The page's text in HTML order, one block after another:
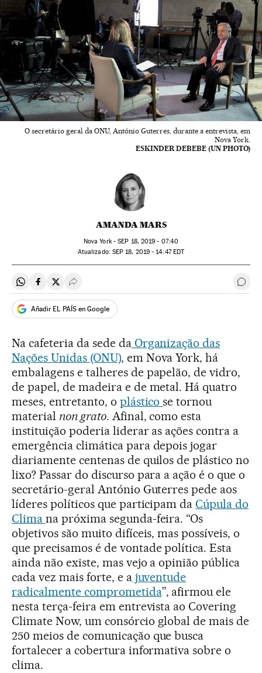
O secretário geral da ONU, António Guterres, durante a entrevista, em
Nova York.
ESKINDER DEBEBE (UN PHOTO)
AMANDA MARS
Nova York -SEP 18, 2019 - 07:40
atualizado: SEP 18, 2019 - 14:47EDT
Compartir en Whatsapp
Compartir en Facebook
Compartir en Twitter
Desplegar Redes Sociales
Añadir EL PAÍS en Google
Na cafeteria da sede daOrganização das
Nações Unidas (ONU), em Nova York, há
embalagens e talheres de papelão, de vidro,
de papel, de madeira e de metal. Há quatro
meses, entretanto, o plásticose tornou
material non grato. Afinal, como esta
instituição poderia liderar as ações contra a
emergência climática para depois jogar
diariamente centenas de quilos de plástico no
lixo? Passar do discurso para a ação é o que o
secretário-geral António Guterres pede aos
líderes políticos que participam daCúpula do
Clima na próxima segunda-feira. “Os
objetivos são muito difíceis, mas possíveis, o
que precisamos é de vontade política. Esta
ainda não existe, mas vejo a opinião pública
cada vez mais forte, e ajuventude
radicalmente comprometida”, afirmou ele
nesta terça-feira em entrevista ao Covering
Climate Now, um consórcio global de mais de
250 meios de comunicação que busca
fortalecer a cobertura informativa sobre o
clima.